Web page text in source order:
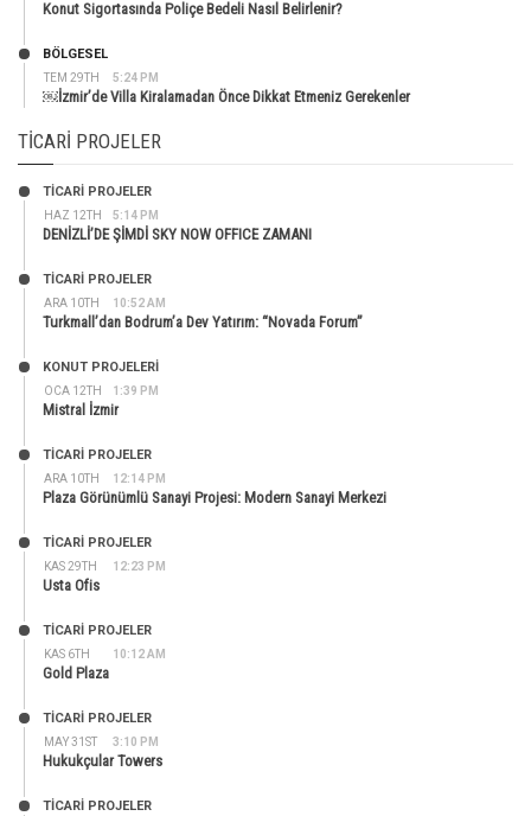
Konut Sigortasında Poliçe Bedeli Nasıl Belirlenir?
TEM 29TH 5:24 PM
BÖLGESEL
￼İzmir’de Villa Kiralamadan Önce Dikkat Etmeniz Gerekenler
TICARI PROJELER
HAZ 12TH 5:14 PM
TİCARİ PROJELER
DENİZLİ’DE ŞİMDİ SKY NOW OFFICE ZAMANI
ARA 10TH 10:52 AM
TİCARİ PROJELER
Turkmall’dan Bodrum’a Dev Yatırım: “Novada Forum”
OCA 12TH 1:39 PM
KONUT PROJELERI
Mistral İzmir
ARA 10TH 12:14 PM
TİCARİ PROJELER
Plaza Görünümlü Sanayi Projesi: Modern Sanayi Merkezi
KAS 29TH 12:23 PM
TİCARİ PROJELER
Usta Ofis
KAS 6TH 10:12 AM
TİCARİ PROJELER
Gold Plaza
MAY 31ST 3:10 PM
TİCARİ PROJELER
Hukukçular Towers
TİCARİ PROJELER